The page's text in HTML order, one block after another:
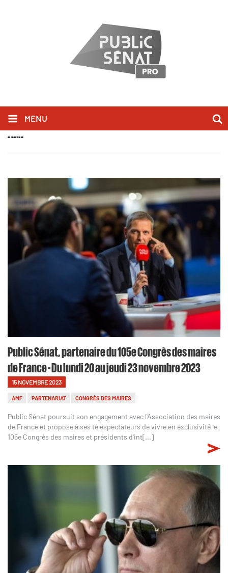
MENU
AMF
Public Sénat, partenaire du 105e Congrès des maires
de France - Du lundi 20 au jeudi 23 novembre 2023
15 NOVEMBRE 2023
AMF PARTENARIAT CONGRÈS DES MAIRES
Public Sénat poursuit son engagement avec l'Association des maires
de France et propose à ses téléspectateurs de vivre en exclusivité le
105e Congrès des maires et présidents d'int[...]